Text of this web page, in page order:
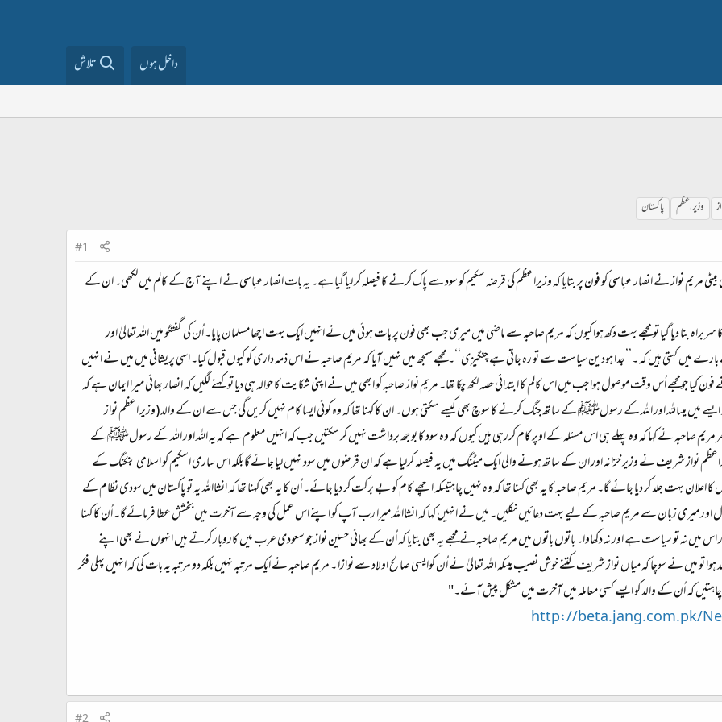
داخل ہوں تلاش
وزیراعظم پاکستان
#1
مریم نواز نے انصار عباسی کو فون پر بتایا کہ وزیراعظم کی قرضہ سکیم کو سود سے پاک کرنے کا فیصلہ کر لیا گیا ہے۔ یہ بات انصار عباسی نے اپنے آج کے کالم میں لکھی۔ ان کے
بنا دیا گیا تو مجھے بہت دکھ ہوا کیوں کہ مریم صاحبہ سے ماضی میں میری جب بھی فون پر بات ہوئی میں نے انہیں ایک بہت اچھا مسلمان پایا۔ اُن کی گفتگو میں اللہ تعالیٰ اور
ہیں کہ ۔’’جدا ہودین سیاست سے تو رہ جاتی ہے چنگیزی‘‘۔ مجھے سمجھ میں نہیں آیا کہ مریم صاحبہ نے اس ذمہ داری کو کیوں قبول کیا۔ اسی پریشانی میں میں نے انہیں
جومجھے اُس وقت موصول ہوا جب میں اس کالم کا ابتدائی حصہ لکھ چکا تھا۔ مریم نواز صاحبہ کو ابھی میں نے اپنی شکایت کا حوالہ ہی دیا تو کہنے لگیں کہ انصار بھائی میرا ایمان ہے کہ
تو ایسے میں میںاللہ اور اللہ کے رسولﷺ کے ساتھ جنگ کرنے کا سوچ بھی کیسے سکتی ہوں۔ ان کا کہنا تھا کہ وہ کوئی ایسا کام نہیں کریں گی جس سے ان کے والد (وزیر اعظم نواز
صاحبہ نے کہا کہ وہ پہلے ہی اس مسئلہ کے اوپر کام کررہی ہیں کیوں کہ وہ سود کا بوجھ برداشت نہیں کر سکتیں جب کہ انہیں معلوم ہے کہ یہ اللہ اور اللہ کے رسولﷺ کے
نواز شریف نے وزیر خزانہ اور ان کے ساتھ ہونے والی ایک میٹنگ میں یہ فیصلہ کرلیا ہے کہ ان قرضوں میں سود نہیں لیا جائے گا بلکہ اس ساری اسکیم کو اسلامی بنکنگ کے
اعلان بہت جلد کر دیا جائے گا۔ مریم صاحبہ کا یہ بھی کہنا تھا کہ وہ نہیں چاہتیںکہ اچھے کام کو بے برکت کر دیا جائے۔ اُن کا یہ بھی کہنا تھا کہ انشااللہ یہ تو پاکستان میں سودی نظام کے
زبان سے مریم صاحبہ کے لیے بہت دعائیں نکلیں۔ میں نے انہیں کہا کہ انشااللہ میرا رب آپ کو اپنے اس عمل کی وجہ سے آخرت میں بخشش عطا فرمائے گا۔ اُن کا کہنا
میں نہ تو سیاست ہے اور نہ دکھاوا۔ باتوں باتوں میں مریم صاحبہ نے مجھے یہ بھی بتایا کہ اُن کے بھائی حسین نواز جو سعودی عرب میں کاروبار کرتے ہیں انہوں نے بھی اپنے
تو میں نے سوچا کہ میاں نواز شریف کتنے خوش نصیب ہیںکہ اللہ تعالیٰ نے اُن کوایسی صالح اولاد سے نوازا ۔ مریم صاحبہ نے ایک مرتبہ نہیں بلکہ دو مرتبہ یہ بات کی کہ انہیں پہلی فکر
کہ اُن کے والد کو ایسے کسی معاملہ میں آخرت میں مشکل پیش آئے۔"
http://beta.jang.com.pk/